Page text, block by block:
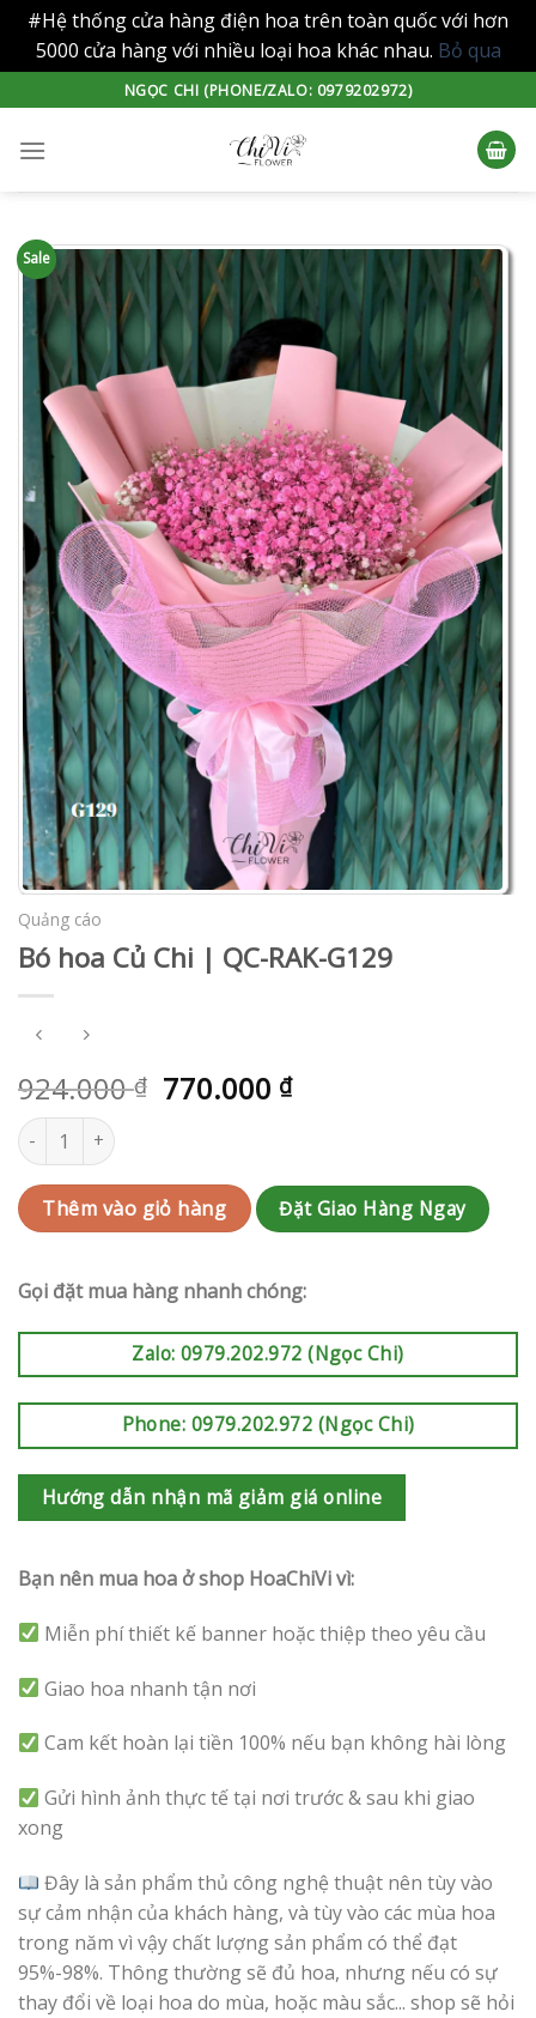
#Hệ thống cửa hàng điện hoa trên toàn quốc với hơn
5000 cửa hàng với nhiều loại hoa khác nhau. Bỏ qua
to
content
NGỌC CHI (PHONE/ZALO: 0979202972)
Sale
Quảng cáo
Bó hoa Củ Chi | QC-RAK-G129
924.000₫ 770.000 ₫
Bó hoa Củ Chi | QC-RAK-G129 số lượng
Thêm vào giỏ hàng Đặt Giao Hàng Ngay
Gọi đặt mua hàng nhanh chóng:
Zalo: 0979.202.972 (Ngọc Chi)
Phone: 0979.202.972 (Ngọc Chi)
Hướng dẫn nhận mã giảm giá online
Bạn nên mua hoa ở shop HoaChiVi vì:
Miễn phí thiết kế banner hoặc thiệp theo yêu cầu
Giao hoa nhanh tận nơi
Cam kết hoàn lại tiền 100% nếu bạn không hài lòng
Gửi hình ảnh thực tế tại nơi trước & sau khi giao
xong
Đây là sản phẩm thủ công nghệ thuật nên tùy vào
sự cảm nhận của khách hàng, và tùy vào các mùa hoa
trong năm vì vậy chất lượng sản phẩm có thể đạt
95%-98%. Thông thường sẽ đủ hoa, nhưng nếu có sự
thay đổi về loại hoa do mùa, hoặc màu sắc... shop sẽ hỏi